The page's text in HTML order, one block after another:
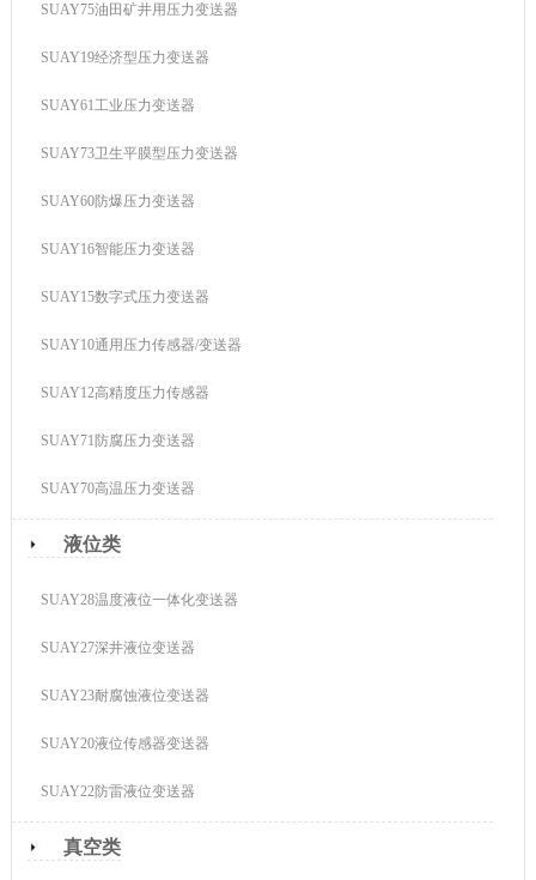
SUAY75油田矿井用压力变送器
SUAY19经济型压力变送器
SUAY61工业压力变送器
SUAY73卫生平膜型压力变送器
SUAY60防爆压力变送器
SUAY16智能压力变送器
SUAY15数字式压力变送器
SUAY10通用压力传感器/变送器
SUAY12高精度压力传感器
SUAY71防腐压力变送器
SUAY70高温压力变送器
液位类
SUAY28温度液位一体化变送器
SUAY27深井液位变送器
SUAY23耐腐蚀液位变送器
SUAY20液位传感器变送器
SUAY22防雷液位变送器
真空类